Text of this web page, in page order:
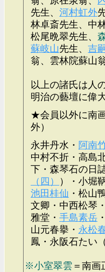
先生、 河村虹外
林卓斎先生、中
松尾晩翠先生、
蘇岐山先生、 吉
翁、雲林院蘇山
以上の諸氏は人
明治の藝壇に偉
★会員以外に南
外）
永井丹水・ 阿南
中村不折・高島
下・森琴石の日
（四）
）・小堀
池田桂仙 ・松山
文卿・中西松琴
雅堂・ 手島素岳
山元春擧・ 永松
鳳・永阪石たい
※小室翠雲 ＝南